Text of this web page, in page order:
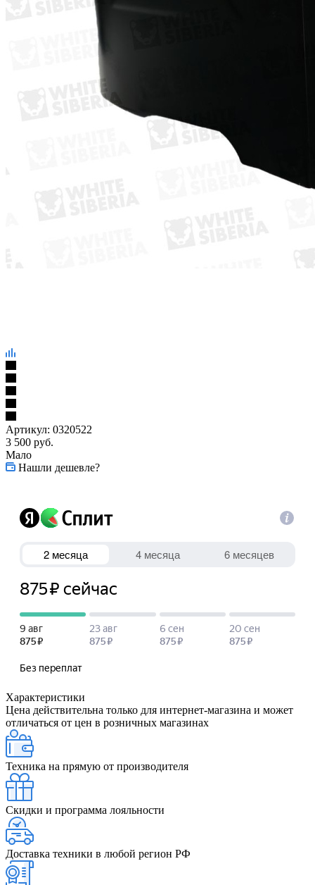
Артикул: 0320522
3 500 руб.
Мало
Нашли дешевле?
Характеристики
Цена действительна только для интернет-магазина и может
отличаться от цен в розничных магазинах
Техника на прямую от производителя
Скидки и программа лояльности
Доставка техники в любой регион РФ